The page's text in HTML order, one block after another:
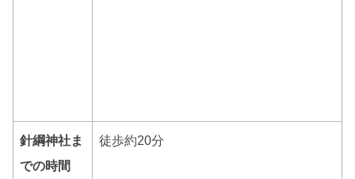
針綱神社ま
での時間
徒歩約20分